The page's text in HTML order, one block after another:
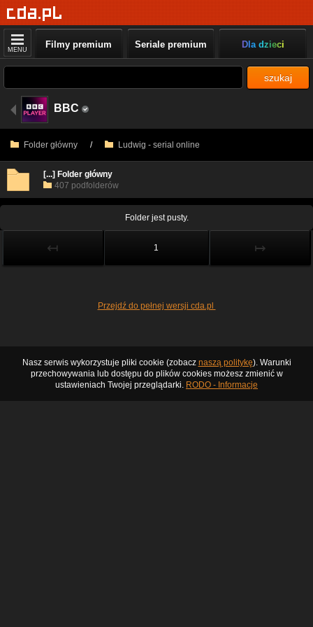
MENU Filmy premium Seriale premium Dla dzieci
szukaj
BBC
Folder główny / Ludwig - serial online
[...] Folder główny
407 podfolderów
Folder jest pusty.
↤ 1 ↦
Przejdź do pełnej wersji cda.pl
Nasz serwis wykorzystuje pliki cookie (zobacz naszą politykę). Warunki
przechowywania lub dostępu do plików cookies możesz zmienić w
ustawieniach Twojej przeglądarki. RODO - Informacje